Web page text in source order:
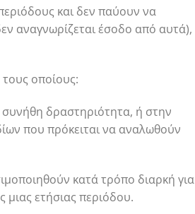
και δεν παύουν να
αναγνωρίζεται έσοδο από αυτά),
οποίους:
συνήθη δραστηριότητα, ή στην
που πρόκειται να αναλωθούν
κατά τρόπο διαρκή για
ετήσιας περιόδου.